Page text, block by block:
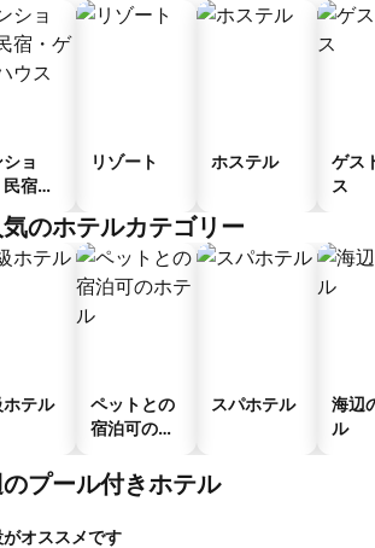
ョ
宿・
リゾート ホステル
ゲス
ス
のホテルカテゴリー
テル
ペットとの
宿泊可のホ
スパホテル
海辺
ル
プール付きホテル
オススメです